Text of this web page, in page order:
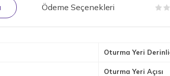
Ödeme Seçenekleri
Oturma Yeri
Oturma Yeri Açısı